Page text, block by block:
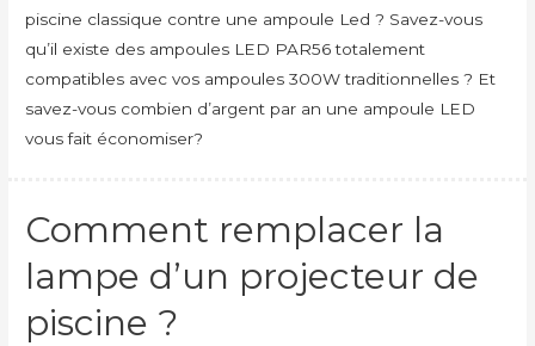
piscine classique contre une ampoule Led ? Savez-vous
qu’il existe des ampoules LED PAR56 totalement
compatibles avec vos ampoules 300W traditionnelles ? Et
savez-vous combien d’argent par an une ampoule LED
vous fait économiser?
Comment remplacer la
lampe d’un projecteur de
piscine ?